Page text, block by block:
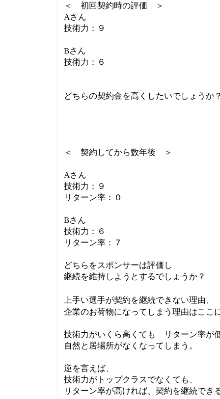
＜ 初回契約時の評価 ＞
Aさん
技術力：９
Bさん
技術力：６
どちらの契約金を高くしたいでしょうか
＜ 契約してから数年後 ＞
Aさん
技術力：９
リターン率：０
Bさん
技術力：６
リターン率：７
どちらをスポンサーは評価し
継続を維持しようとするでしょうか？
上手い選手が契約を継続できない理由、
企業のお荷物になってしまう理由はここ
技術力がいくら高くても リターン率が
自然と居場所がなくなってしまう。
逆を言えば、
技術力がトップクラスでなくても、
リターン率が高ければ、契約を継続でき